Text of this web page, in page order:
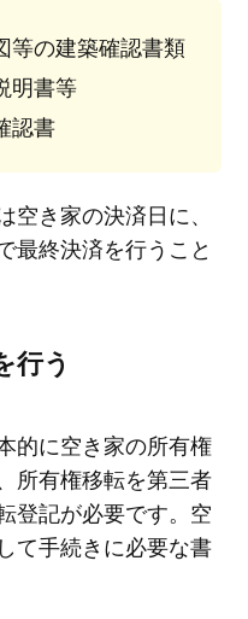
等の建築確認書類
明書等
認書
き家の決済日に、
最終決済を行うこと
行う
的に空き家の所有権
所有権移転を第三者
登記が必要です。空
て手続きに必要な書